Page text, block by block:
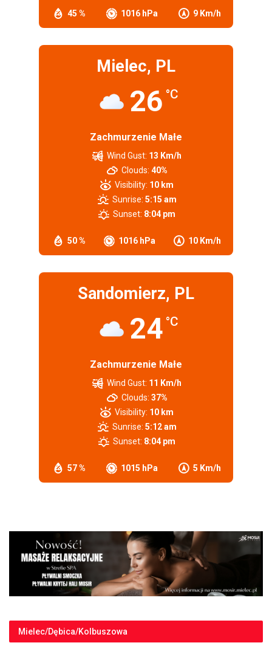
45 % 1016 hPa 9 Km/h
Mielec, PL
26 °C
Zachmurzenie Małe
50 % 1016 hPa 10 Km/h
Wind Gust: 13 Km/h
Clouds: 40%
Visibility: 10 km
Sunrise: 5:15 am
Sunset: 8:04 pm
Sandomierz, PL
24 °C
Zachmurzenie Małe
57 % 1015 hPa 5 Km/h
Wind Gust: 11 Km/h
Clouds: 37%
Visibility: 10 km
Sunrise: 5:12 am
Sunset: 8:04 pm
Mielec/Dębica/Kolbuszowa